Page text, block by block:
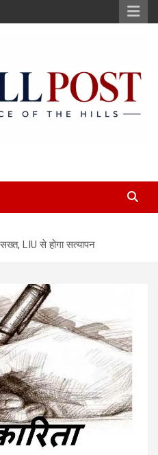
LIU से होगा सत्यापन